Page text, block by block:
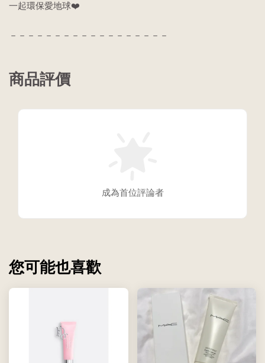
一起環保愛地球❤️
－－－－－－－－－－－－－－－－－－
商品評價
成為首位評論者
您可能也喜歡